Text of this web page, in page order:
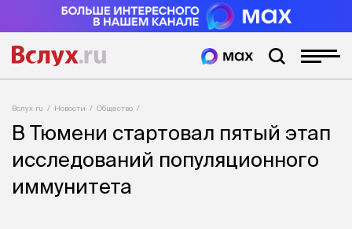
Вслух.ru Новости Общество
В Тюмени стартовал пятый этап
исследований популяционного
иммунитета